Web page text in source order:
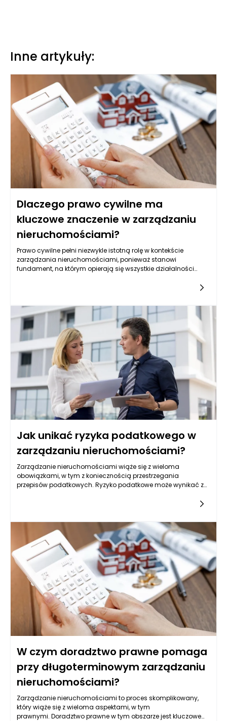
Inne artykuły:
Dlaczego prawo cywilne ma
kluczowe znaczenie w zarządzaniu
nieruchomościami?
Prawo cywilne pełni niezwykle istotną rolę w kontekście
zarządzania nieruchomościami, ponieważ stanowi
fundament, na którym opierają się wszystkie działalności
zachodzących pomiędzy wszystkimi stronami
uczestniczącymi w rynku nieruchomości. Dzięki odpowiednim
regulacjom prawnym możliwe jest nie tylko ustanowienie
wyraźnych zasad dotyczących własności, lecz także
stworzenie ram dla współpracy pomiędzy właścicielami,
najemcami, zarządcami i innymi podmiotami. Właściwe
zrozumienie norm prawnych pozwala unikać sporów i
konfliktów, co jest niezbędne w kontekście efektywnego
reprezentowania interesów wszystkie stronom, które pragną
prowadzić działania związane z nieruchomościami.
Jak unikać ryzyka podatkowego w
zarządzaniu nieruchomościami?
Zarządzanie nieruchomościami wiąże się z wieloma
obowiązkami, w tym z koniecznością przestrzegania
przepisów podatkowych. Ryzyko podatkowe może wynikać z
opodatkowaniem nieruchomości. Przede wszystkim ważne
jest, aby właściciele budynków oraz osoby odpowiedzialne za
ich zarządzanie były świadome lokalnych przepisów
podatkowych oraz zasad, które regulują te kwestie. Właściwe
zrozumienie prawa pomoże uniknąć nieprzyjemnych
niespodzianek i potencjalnych kar finansowych.
W czym doradztwo prawne pomaga
przy długoterminowym zarządzaniu
nieruchomościami?
Zarządzanie nieruchomościami to proces skomplikowany,
który wiąże się z wieloma aspektami, w tym
prawnymi. Doradztwo prawne w tym obszarze jest kluczowe